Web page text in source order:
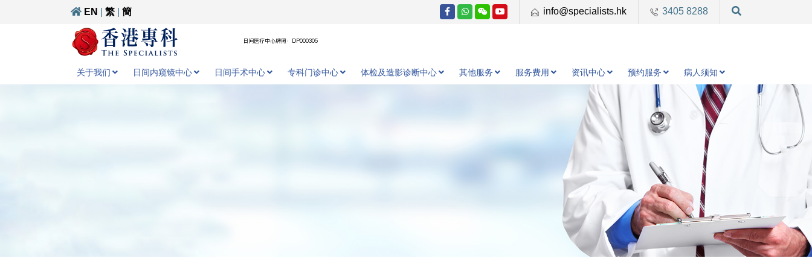
EN 繁 簡 info@specialists.hk 3405 8288
日间医疗中心牌照：DP000305
关于我们 日间内窥镜中心 日间手术中心 专科门诊中心 体检及造影诊断中心 其他服务 服务费用 资讯中心 预约服务 病人须知